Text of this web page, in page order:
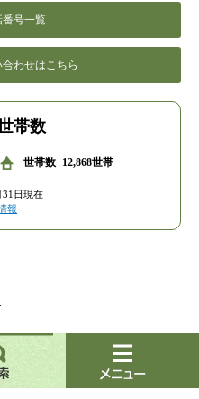
番号一覧
わせはこちら
帯数
世帯数 12,868世帯
31日現在
報